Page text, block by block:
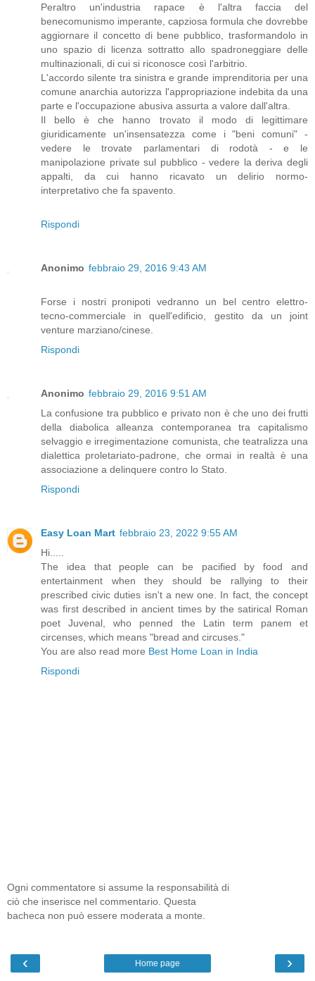
Peraltro un'industria rapace è l'altra faccia del
benecomunismo imperante, capziosa formula che dovrebbe
aggiornare il concetto di bene pubblico, trasformandolo in
uno spazio di licenza sottratto allo spadroneggiare delle
multinazionali, di cui si riconosce così l'arbitrio.
L'accordo silente tra sinistra e grande imprenditoria per una
comune anarchia autorizza l'appropriazione indebita da una
parte e l'occupazione abusiva assurta a valore dall'altra.
Il bello è che hanno trovato il modo di legittimare
giuridicamente un'insensatezza come i "beni comuni" -
vedere le trovate parlamentari di rodotà - e le
manipolazione private sul pubblico - vedere la deriva degli
appalti, da cui hanno ricavato un delirio normo-
interpretativo che fa spavento.
Rispondi
Anonimo febbraio 29, 2016 9:43 AM
Forse i nostri pronipoti vedranno un bel centro elettro-
tecno-commerciale in quell'edificio, gestito da un joint
venture marziano/cinese.
Rispondi
Anonimo febbraio 29, 2016 9:51 AM
La confusione tra pubblico e privato non è che uno dei frutti
della diabolica alleanza contemporanea tra capitalismo
selvaggio e irregimentazione comunista, che teatralizza una
dialettica proletariato-padrone, che ormai in realtà è una
associazione a delinquere contro lo Stato.
Rispondi
Easy Loan Mart febbraio 23, 2022 9:55 AM
Hi.....
The idea that people can be pacified by food and
entertainment when they should be rallying to their
prescribed civic duties isn't a new one. In fact, the concept
was first described in ancient times by the satirical Roman
poet Juvenal, who penned the Latin term panem et
circenses, which means "bread and circuses."
You are also read more Best Home Loan in India
Rispondi
Ogni commentatore si assume la responsabilità di
ciò che inserisce nel commentario. Questa
bacheca non può essere moderata a monte.
‹ ›
Home page